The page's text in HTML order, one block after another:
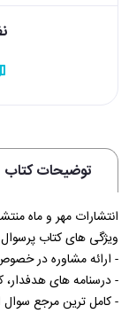
توضیحات کتاب
انتشارات مهر و ماه
ویژگی های کتاب
- ارائه مشاوره در
- درسنامه های هدفدار،
- کامل ترین مرجع سوال